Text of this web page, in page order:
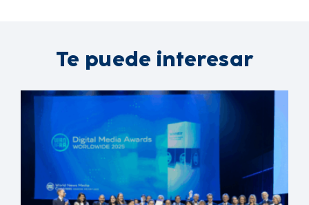
Te puede interesar